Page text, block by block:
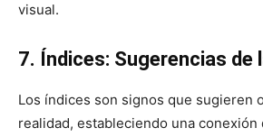
visual.
7. Índices: Sugerencias de
Los índices son signos que sugieren
realidad, estableciendo una conexión